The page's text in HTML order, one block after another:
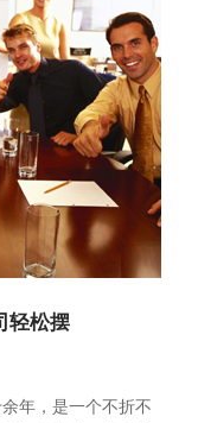
i
o
n
轻松摆
年，是一个不折不